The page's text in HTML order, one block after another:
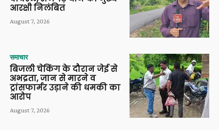
आरक्षी निलंबित
August 7, 2026
समाचार
बिजली चेकिंग के दौरान जेई से
अभद्रता, जान से मारने व
ट्रांसफार्मर उड़ाने की धमकी का
आरोप
August 7, 2026